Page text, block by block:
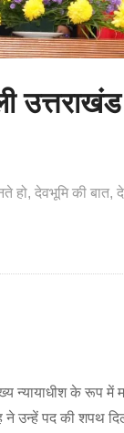
हो देवभूमि की बात
न्यायाधीश के रूप में
उन्हें पद की शपथ